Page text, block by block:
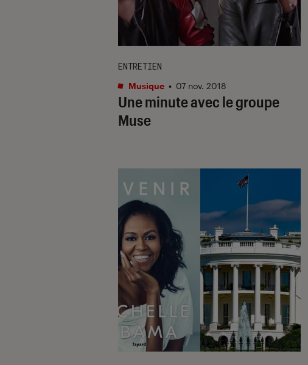
Une minute avec le groupe
Muse
ENTRETIEN
Musique • 07 nov. 2018